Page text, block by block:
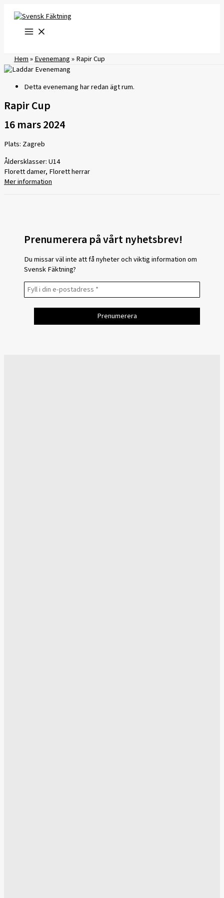
innehåll
Hem»Evenemang»Rapir Cup
Detta evenemang har redan ägt rum.
Rapir Cup
16 mars 2024
Plats: Zagreb
Åldersklasser: U14
Florett damer, Florett herrar
Mer information
Prenumerera på vårt nyhetsbrev!
Du missar väl inte att få nyheter och viktig information om
Svensk Fäktning?